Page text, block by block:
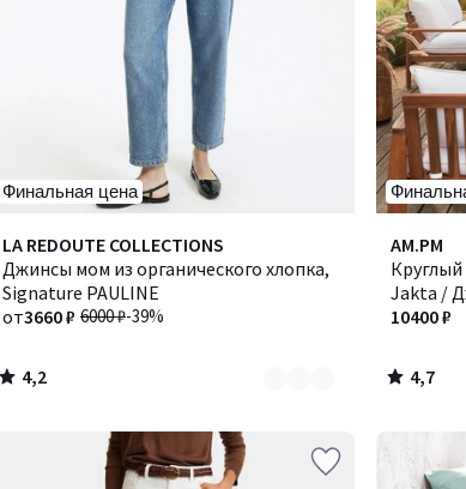
Финальная цена
LA REDOUTE COLLECTIONS
Джинсы мом из органического хлопка,
Signature PAULINE
6000 ₽-39%
от3660 ₽
4,2
/ 5
Количество
цветов:
6
4,2
/
AM.PM
Jakta /
10400 ₽
4,7
/ 5
4,7
/